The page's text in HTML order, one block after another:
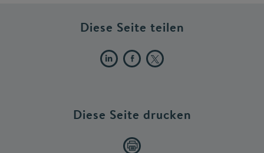
Diese Seite teilen
Diese Seite drucken